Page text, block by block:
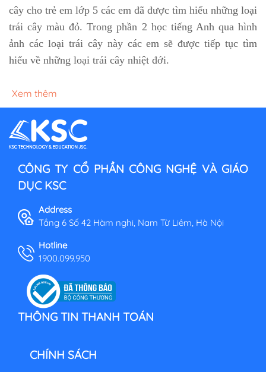
cây cho trẻ em lớp 5 các em đã được tìm hiểu những loại
trái cây màu đỏ. Trong phần 2 học tiếng Anh qua hình
ảnh các loại trái cây này các em sẽ được tiếp tục tìm
hiểu về những loại trái cây nhiệt đới.
Xem thêm
CÔNG TY CỔ PHẦN CÔNG NGHỆ VÀ GIÁO
DỤC KSC
Address
Tầng 6 Số 42 Hàm nghi, Nam Từ Liêm, Hà Nội
Hotline
1900.099.950
THÔNG TIN THANH TOÁN
CHÍNH SÁCH